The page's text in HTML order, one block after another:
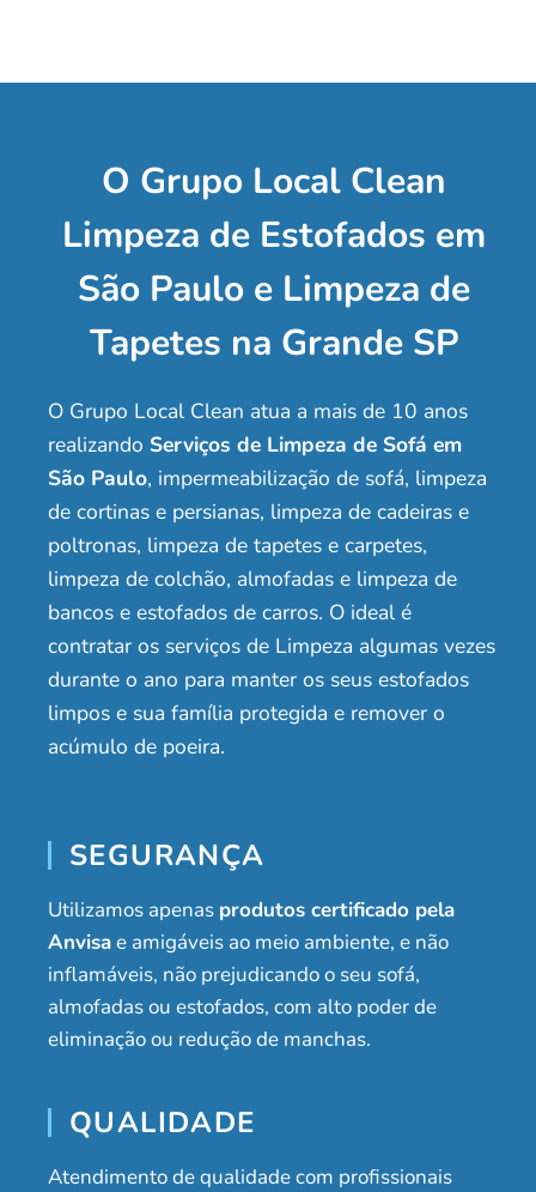
O Grupo Local Clean
Limpeza de Estofados em
São Paulo e Limpeza de
Tapetes na Grande SP
O Grupo Local Clean atua a mais de 10 anos
realizando Serviços de Limpeza de Sofá em
São Paulo, impermeabilização de sofá, limpeza
de cortinas e persianas, limpeza de cadeiras e
poltronas, limpeza de tapetes e carpetes,
limpeza de colchão, almofadas e limpeza de
bancos e estofados de carros. O ideal é
contratar os serviços de Limpeza algumas vezes
durante o ano para manter os seus estofados
limpos e sua família protegida e remover o
acúmulo de poeira.
SEGURANÇA
Utilizamos apenas produtos certificado pela
Anvisae amigáveis ao meio ambiente, e não
inflamáveis, não prejudicando o seu sofá,
almofadas ou estofados, com alto poder de
eliminação ou redução de manchas.
QUALIDADE
Atendimento de qualidade com profissionais